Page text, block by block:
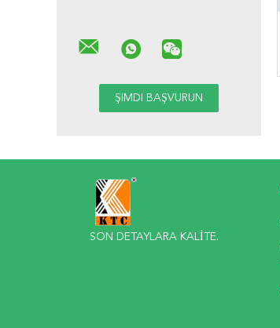
SON DETAYLARA KALİTE.